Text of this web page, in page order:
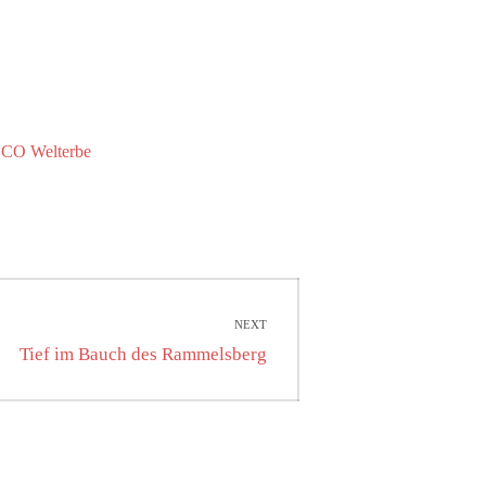
Welterbe
NEXT
Next
Tief im Bauch des Rammelsberg